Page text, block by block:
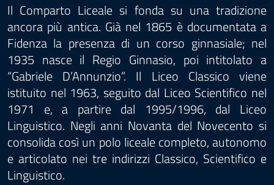
Il Comparto Liceale si fonda su una tradizione
ancora più antica. Già nel 1865 è documentata a
Fidenza la presenza di un corso ginnasiale; nel
1935 nasce il Regio Ginnasio, poi intitolato a
“Gabriele D’Annunzio”. Il Liceo Classico viene
istituito nel 1963, seguito dal Liceo Scientifico nel
1971 e, a partire dal 1995/1996, dal Liceo
Linguistico. Negli anni Novanta del Novecento si
consolida così un polo liceale completo, autonomo
e articolato nei tre indirizzi Classico, Scientifico e
Linguistico.